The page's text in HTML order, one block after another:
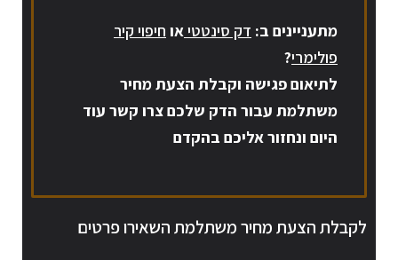
מתעניינים ב: דק סינטטיאו חיפוי קיר
פולימרי?
לתיאום פגישה וקבלת הצעת מחיר
משתלמת עבור הדק שלכם צרו קשר עוד
היום ונחזור אליכם בהקדם
לקבלת הצעת מחיר משתלמת השאירו פרטים